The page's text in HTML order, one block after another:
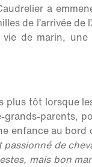
a
de l’arrivée
de marin,
plus tôt lorsque
parents,
enfance au bord
de
mais bon